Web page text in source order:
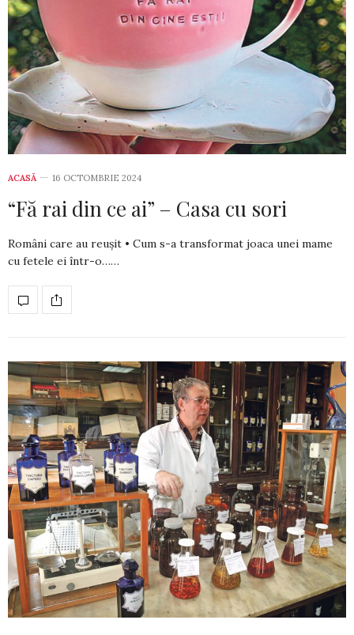
ACASĂ 16 OCTOMBRIE 2024
“Fă rai din ce ai” – Casa cu sori
Români care au reușit • Cum s-a transformat joaca unei mame
cu fetele ei într-o……